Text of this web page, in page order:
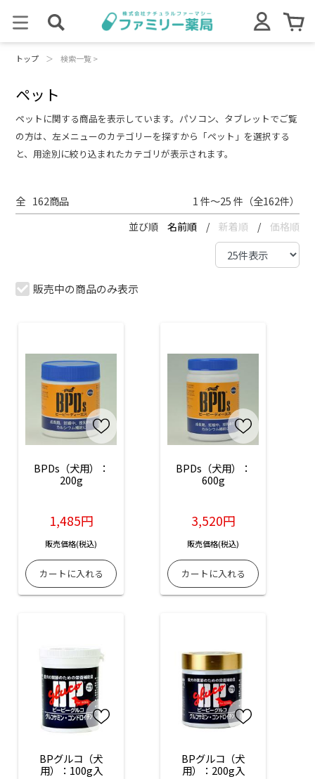
トップ ＞ 検索一覧 >
ペット
ペットに関する商品を表示しています。パソコン、タブレットでご覧
の方は、左メニューのカテゴリーを探すから「ペット」を選択する
と、用途別に絞り込まれたカテゴリが表示されます。
全 162商品 1 件～25 件（全162件）
並び順 名前順 / 新着順 / 価格順
販売中の商品のみ表示
BPDs（犬用）：
200g
1,485円
販売価格(税込)
BPDs（犬用）：
600g
3,520円
販売価格(税込)
BPグルコ（犬
用）：100g入
BPグルコ（犬
用）：200g入